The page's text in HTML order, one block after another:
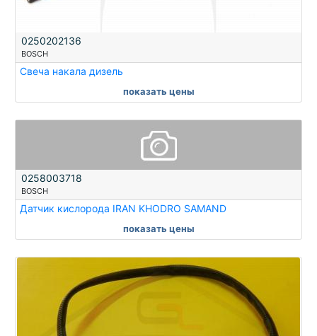
0250202136
BOSCH
Свеча накала дизель
показать цены
0258003718
BOSCH
Датчик кислорода IRAN KHODRO SAMAND
показать цены